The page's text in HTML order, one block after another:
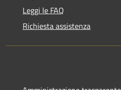
Leggi le FAQ
Richiesta assistenza